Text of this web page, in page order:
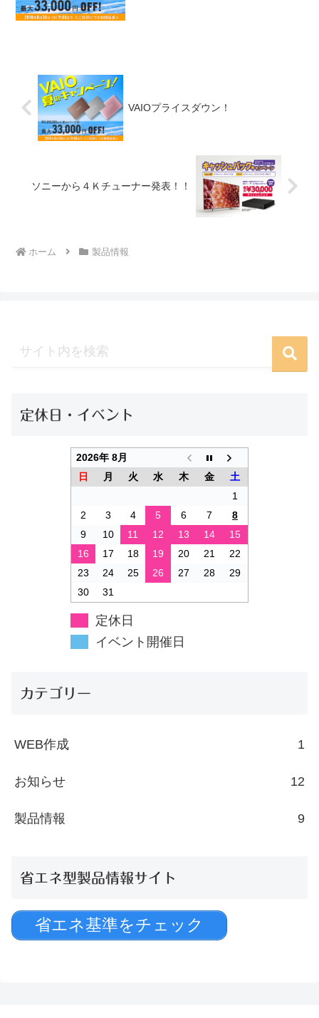
VAIOプライスダウン！
ソニーから４Ｋチューナー発表！！
ホーム 製品情報
定休日・イベント
2026年 8月
日
月 火 水 木 金
土
1
2
3 4 5 6 7
8
9
10 11 12 13 14
15
16
17 18 19 20 21
22
23
24 25 26 27 28
29
30
31
定休日
イベント開催日
カテゴリー
WEB作成 1
お知らせ 12
製品情報 9
省エネ型製品情報サイト
省エネ基準をチェック